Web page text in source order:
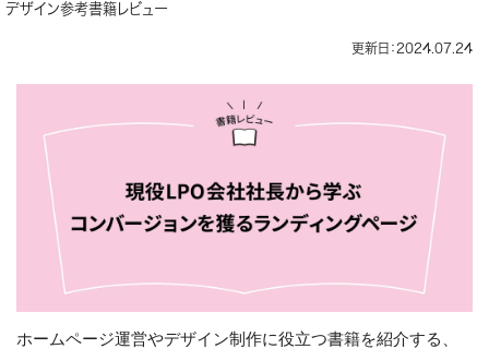
デザイン参考書籍レビュー
更新日：2024.07.24
ホームページ運営やデザイン制作に役立つ書籍を紹介する、